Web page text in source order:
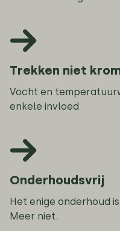
Trekken niet
Vocht en
enkele invloed
Onderhoudsvrij
Het enige onderhoud
Meer niet.